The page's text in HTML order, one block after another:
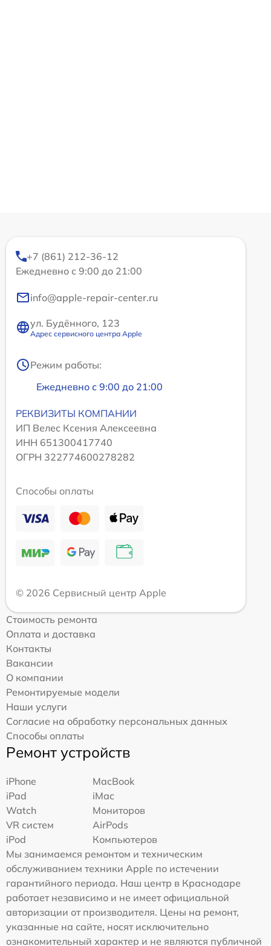
+7 (861) 212-36-12
Ежедневно с 9:00 до 21:00
info@apple-repair-center.ru
ул. Будённого, 123
Адрес сервисного центра Apple
Режим работы:
Ежедневно с 9:00 до 21:00
РЕКВИЗИТЫ КОМПАНИИ
ИП Велес Ксения Алексеевна
ИНН 651300417740
ОГРН 322774600278282
Способы оплаты
© 2026 Сервисный центр Apple
Стоимость ремонта
Оплата и доставка
Контакты
Вакансии
О компании
Ремонтируемые модели
Наши услуги
Согласие на обработку персональных данных
Способы оплаты
Ремонт устройств
iPhone
MacBook
iPad
iMac
Watch
Мониторов
VR систем
AirPods
iPod
Компьютеров
Мы занимаемся ремонтом и техническим
обслуживанием техники Apple по истечении
гарантийного периода. Наш центр в Краснодаре
работает независимо и не имеет официальной
авторизации от производителя. Цены на ремонт,
указанные на сайте, носят исключительно
ознакомительный характер и не являются публичной